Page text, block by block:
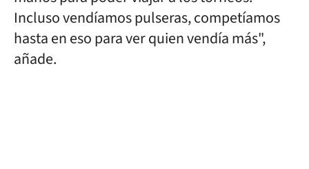
Incluso vendíamos pulseras, competíamos
hasta en eso para ver quien vendía más",
añade.